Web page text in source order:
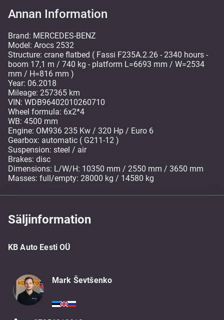
Annan Information
Brand: MERCEDES-BENZ
Model: Arocs 2532
Structure: crane flatbed ( Fassi F235A.2.26 - 2340 hours -
boom 17,1 m / 740 kg - platform L=6693 mm / W=2534
mm / H=816 mm )
Year: 06.2018
Mileage: 257365 km
VIN: WDB96402010260710
Wheel formula: 6x2*4
WB: 4500 mm
Engine: OM936 235 Kw / 320 Hp / Euro 6
Gearbox: automatic ( G211-12 )
Suspension: steel / air
Brakes: disc
Dimensions: L/W/H: 10350 mm / 2550 mm / 3650 mm
Masses: full/empty: 28000 kg / 14580 kg
Säljinformation
KB Auto Eesti OÜ
Mark Ševtšenko